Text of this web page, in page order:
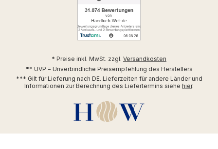
* Preise inkl. MwSt. zzgl. Versandkosten
** UVP = Unverbindliche Preisempfehlung des Herstellers
*** Gilt für Lieferung nach DE. Lieferzeiten für andere Länder und
Informationen zur Berechnung des Liefertermins siehe hier.